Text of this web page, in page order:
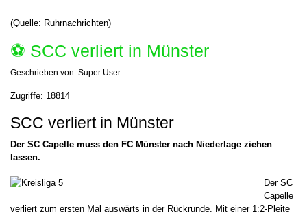
(Quelle: Ruhrnachrichten)
⚽️ SCC verliert in Münster
Geschrieben von: Super User
Zugriffe: 18814
SCC verliert in Münster
Der SC Capelle muss den FC Münster nach Niederlage ziehen
lassen.
Der SC
Capelle
verliert zum ersten Mal auswärts in der Rückrunde. Mit einer 1:2-Pleite